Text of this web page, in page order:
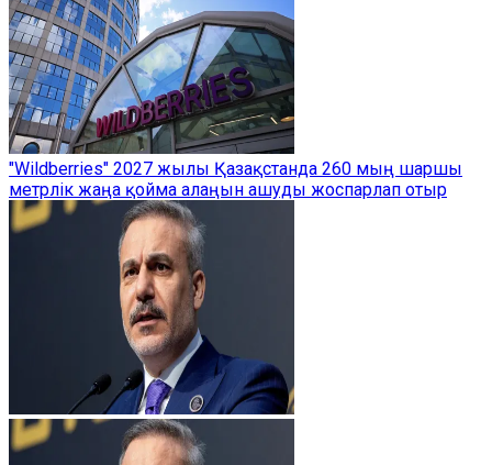
"Wildberries" 2027 жылы Қазақстанда 260 мың шаршы
метрлік жаңа қойма алаңын ашуды жоспарлап отыр